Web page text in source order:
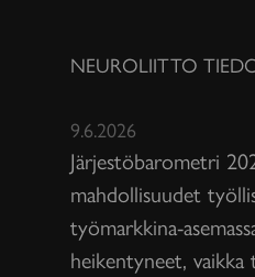
NEUROLIITTO
9.6.2026
Järjestöbarometri
mahdollisuudet
työmarkkina-
heikentyneet, vaikka